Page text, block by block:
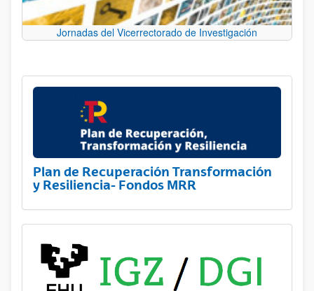
Jornadas del Vicerrectorado de Investigación
Plan de Recuperación Transformación
y Resiliencia- Fondos MRR